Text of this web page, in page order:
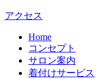
アクセス
Home
コンセプト
サロン案内
着付けサービス